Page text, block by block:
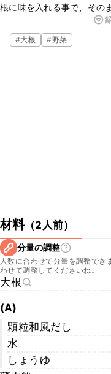
根に味を入れる事で、その
みにぴったりな一品です。
よ。是非一度お試しくださ
#大根 #野菜
材料（2人前）
分量の調整
人数に合わせて分量を調整でき
わせて調整してくださいね。
大根
(A)
顆粒和風だし
水
しょうゆ